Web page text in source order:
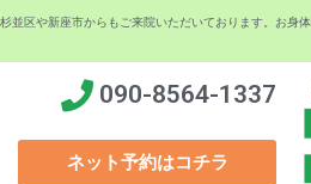
区や新座市からもご来院いただいております。お身
090-8564-1337
ネット予約はコチラ